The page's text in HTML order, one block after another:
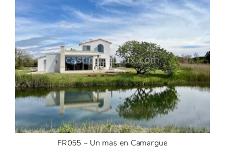
dans la Sarthe
FR055 – Un mas en Camargue